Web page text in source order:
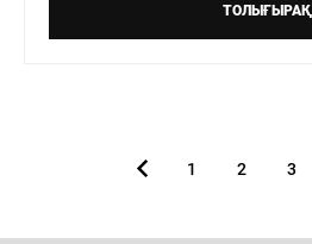
ТОЛЫҒЫРАҚ
1 2 3